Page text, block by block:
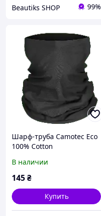
Beautiks SHOP 99%
Шарф-труба Camotec Eco
100% Cotton
В наличии
145₴
Купить